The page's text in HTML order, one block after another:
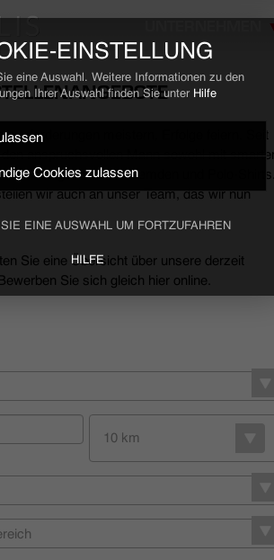
EINSTELLUNG
eine Auswahl. Weitere Informationen zu den
Ihrer Auswahl finden Sie unter Hilfe
Cookies zulassen
EINE AUSWAHL UM FORTZUFAHREN
HILFE
meistern, Erfolge feiern. Seit
den anspruchsvollen Mann sowohl mit
mit lässigen Casual-Hemden und Polo-
wir auch an unser Team, das wir nun
Sie eine Übersicht über unsere derzeit
Sie sich gleich hier online.
10 km